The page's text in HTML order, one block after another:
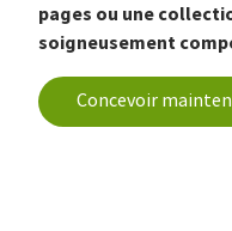
pages ou une
soigneusement
Concevoir